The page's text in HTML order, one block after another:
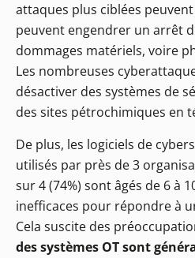
attaques plus ciblées
peuvent engendrer un arrêt
dommages matériels, voire
Les nombreuses
désactiver des systèmes de
des sites pétrochimiques en
De plus, les logiciels de
utilisés par près de 3
sur 4 (74%) sont âgés de 6 à
inefficaces pour répondre à
Cela suscite des
des systèmes OT sont